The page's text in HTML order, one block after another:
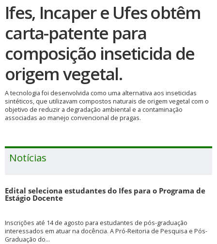
Ifes, Incaper e Ufes obtêm
carta-patente para
composição inseticida de
origem vegetal.
A tecnologia foi desenvolvida como uma alternativa aos inseticidas
sintéticos, que utilizavam compostos naturais de origem vegetal com o
objetivo de reduzir a degradação ambiental e a contaminação
associadas ao manejo convencional de pragas.
Notícias
Edital seleciona estudantes do Ifes para o Programa de
Estágio Docente
Inscrições até 14 de agosto para estudantes de pós-graduação
interessados em atuar na docência. A Pró-Reitoria de Pesquisa e Pós-
Graduação do...